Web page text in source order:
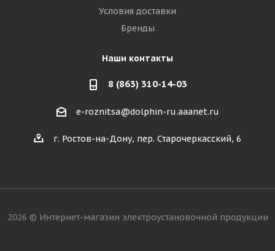
Условия доставки
Бренды
Наши контакты
8 (863) 310-14-03
e-roznitsa@dolphin-ru.aaanet.ru
г. Ростов-на-Дону, пер. Старочеркасский, 6
2026 © Интернет-магазин электроустановочной продукции